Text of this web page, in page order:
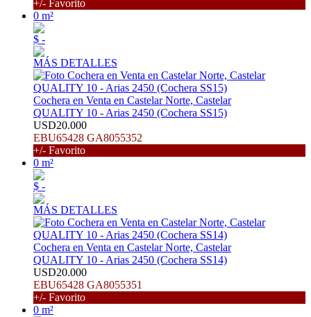
+/- Favorito
0 m²
$ -
MÁS DETALLES
Cochera en Venta en Castelar Norte, Castelar
QUALITY 10 - Arias 2450 (Cochera SS15)
USD20.000
EBU65428 GA8055352
+/- Favorito
0 m²
$ -
MÁS DETALLES
Cochera en Venta en Castelar Norte, Castelar
QUALITY 10 - Arias 2450 (Cochera SS14)
USD20.000
EBU65428 GA8055351
+/- Favorito
0 m²